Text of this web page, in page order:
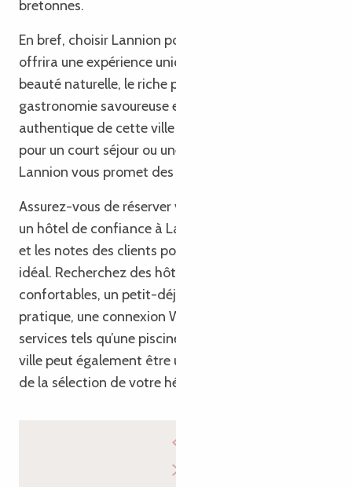
bretonnes.
En bref, choisir Lannion pour votre séjour vous
offrira une expérience unique en découvrant la
beauté naturelle, le riche patrimoine culturel, la
gastronomie savoureuse et l’atmosphère
authentique de cette ville bretonne. Que ce soit
pour un court séjour ou une escapade prolongée,
Lannion vous promet des souvenirs inoubliables.
Assurez-vous de réserver votre hébergement dans
un hôtel de confiance à Lannion. Consultez les avis
et les notes des clients pour choisir l’établissement
idéal. Recherchez des hôtels offrant des chambres
confortables, un petit-déjeuner inclus, un parking
pratique, une connexion Wi-Fi gratuite et d’autres
services tels qu’une piscine. La proximité du centre-
ville peut également être un critère important lors
de la sélection de votre hébergement à Lannion.